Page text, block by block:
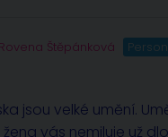
Štěpánková
jsou velké umění.
vás nemiluje už